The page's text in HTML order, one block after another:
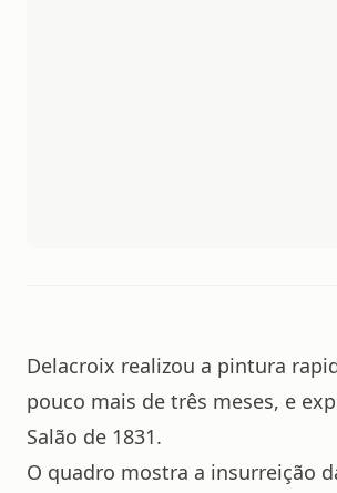
Delacroix realizou a pintura
pouco mais de três meses, e
Salão de 1831.
O quadro mostra a insurreição